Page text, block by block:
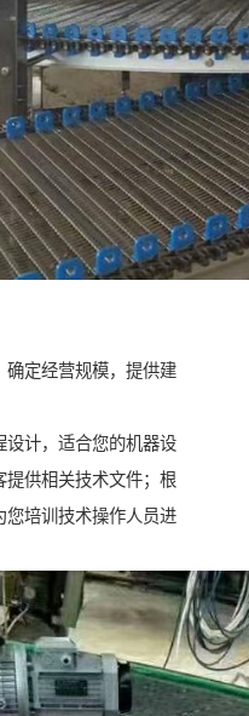
确定经营规模，提供建
设计，适合您的机器设
提供相关技术文件；根
您培训技术操作人员进